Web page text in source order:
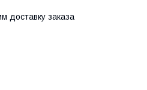
доставку заказа